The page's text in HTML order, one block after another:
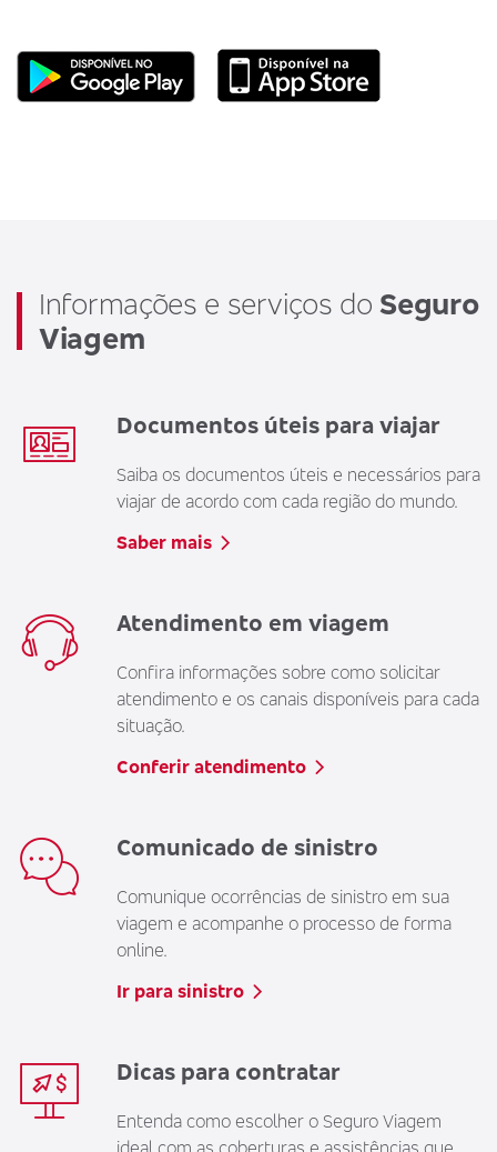
Informações e serviços do Seguro
Viagem
Documentos úteis para viajar
Saiba os documentos úteis e necessários para
viajar de acordo com cada região do mundo.
Saber mais
Atendimento em viagem
Confira informações sobre como solicitar
atendimento e os canais disponíveis para cada
situação.
Conferir atendimento
Comunicado de sinistro
Comunique ocorrências de sinistro em sua
viagem e acompanhe o processo de forma
online.
Ir para sinistro
Dicas para contratar
Entenda como escolher o Seguro Viagem